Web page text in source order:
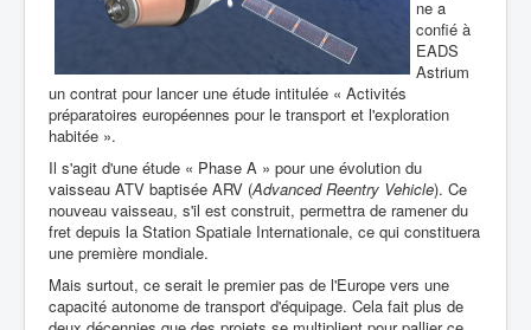
ne a
confié à
EADS
Astrium
un contrat pour lancer une étude intitulée « Activités
préparatoires européennes pour le transport et l'exploration
habitée ».
Il s'agit d'une étude « Phase A » pour une évolution du
vaisseau ATV baptisée ARV (Advanced Reentry Vehicle). Ce
nouveau vaisseau, s'il est construit, permettra de ramener du
fret depuis la Station Spatiale Internationale, ce qui constituera
une première mondiale.
Mais surtout, ce serait le premier pas de l'Europe vers une
capacité autonome de transport d'équipage. Cela fait plus de